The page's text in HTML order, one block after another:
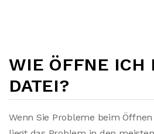
WIE ÖFFNE ICH
DATEI?
Wenn Sie Probleme beim